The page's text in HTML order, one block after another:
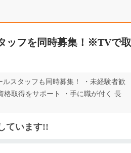
ッフを同時募集！※TVで取
スタッフも同時募集！ ・未経験者歓
取得をサポート ・手に職が付く 長
ています!!